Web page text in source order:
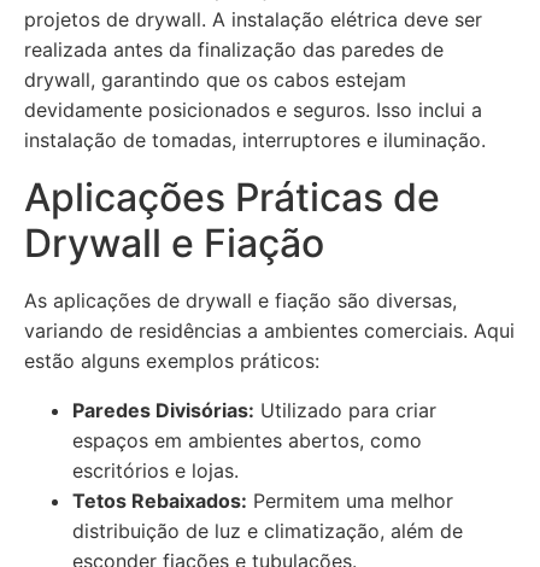
projetos de drywall. A instalação elétrica deve ser
realizada antes da finalização das paredes de
drywall, garantindo que os cabos estejam
devidamente posicionados e seguros. Isso inclui a
instalação de tomadas, interruptores e iluminação.
Aplicações Práticas de
Drywall e Fiação
As aplicações de drywall e fiação são diversas,
variando de residências a ambientes comerciais. Aqui
estão alguns exemplos práticos:
Paredes Divisórias: Utilizado para criar
espaços em ambientes abertos, como
escritórios e lojas.
Tetos Rebaixados: Permitem uma melhor
distribuição de luz e climatização, além de
esconder fiações e tubulações.